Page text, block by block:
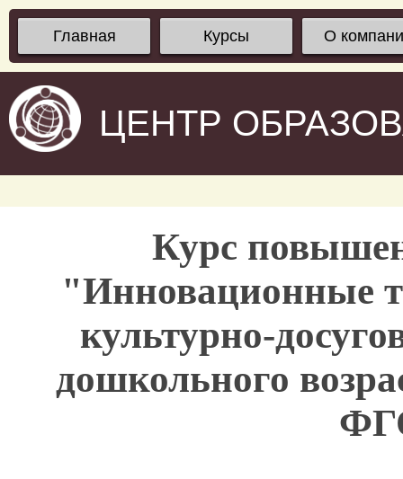
Главная Курсы О
ЦЕНТР
Курс
"Инновационные
культурно-
дошкольного